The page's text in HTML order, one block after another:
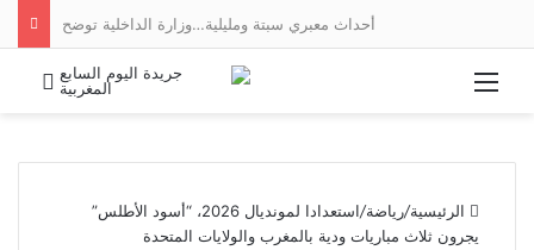
أحداث معبري سبتة ومليلية…وزارة الداخلية توضح
القائمة
الرئيسية/رياضة/
استعدادا لمونديال 2026، “أسود الأطلس”
يجرون ثلاث مباريات ودية بالمغرب والولايات المتحدة